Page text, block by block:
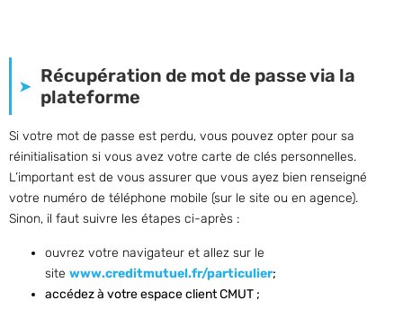
Récupération de mot de passe via la
plateforme
Si votre mot de passe est perdu, vous pouvez opter pour sa
réinitialisation si vous avez votre carte de clés personnelles.
L’important est de vous assurer que vous ayez bien renseigné
votre numéro de téléphone mobile (sur le site ou en agence).
Sinon, il faut suivre les étapes ci-après :
ouvrez votre navigateur et allez sur le
site www.creditmutuel.fr/particulier;
accédez à votre espace client CMUT ;